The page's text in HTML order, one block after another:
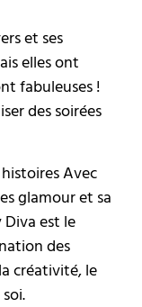
et ses
elles ont
fabuleuses !
des soirées
Avec
glamour et sa
est le
des
créativité, le